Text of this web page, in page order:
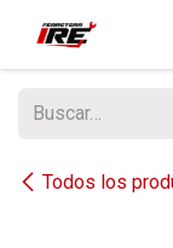
Todos los